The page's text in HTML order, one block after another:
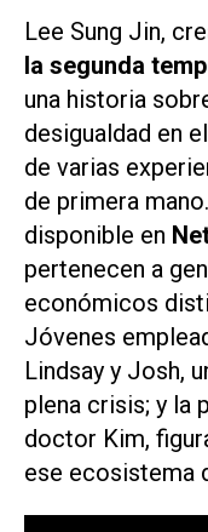
Lee Sung Jin,
la segunda
una historia
desigualdad en
de varias
de primera
disponible en
pertenecen a
económicos
Jóvenes
Lindsay y Josh,
plena crisis; y la
doctor Kim,
ese ecosistema